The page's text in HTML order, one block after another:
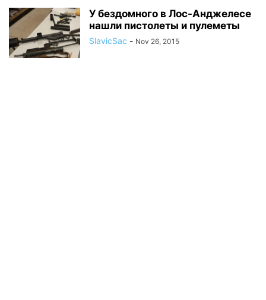
У бездомного в Лос-Анджелесе
нашли пистолеты и пулеметы
SlavicSac - Nov 26, 2015